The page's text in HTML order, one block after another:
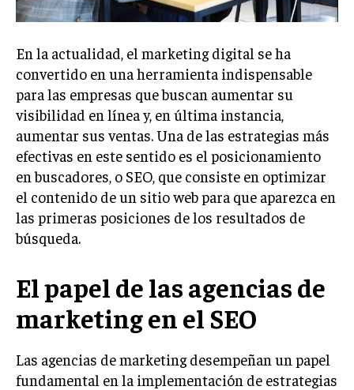
NEWS LIFESTYLE PUBLIC OPINION
LIFESTYLE
MARKETING
ESTRATEGIAS DE MARKETING
AGENCIAS DE MARKETING
VENTA DE ENLACES
En la actualidad, el marketing digital se ha
convertido en una herramienta indispensable
para las empresas que buscan aumentar su
visibilidad en línea y, en última instancia,
aumentar sus ventas. Una de las estrategias más
efectivas en este sentido es el posicionamiento
en buscadores, o SEO, que consiste en optimizar
el contenido de un sitio web para que aparezca en
las primeras posiciones de los resultados de
búsqueda.
El papel de las agencias de
marketing en el SEO
Las agencias de marketing desempeñan un papel
fundamental en la implementación de estrategias